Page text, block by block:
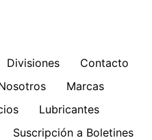
Divisiones
Contacto
Marcas
Lubricantes
Suscripción a Boletines